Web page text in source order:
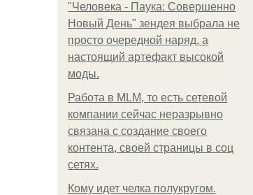
"Человека - Паука: Совершенно
Новый День" зендея выбрала не
просто очередной наряд, а
настоящий артефакт высокой
моды.
Работа в MLM, то есть сетевой
компании сейчас неразрывно
связана с создание своего
контента, своей страницы в соц
сетях.
Кому идет челка полукругом.